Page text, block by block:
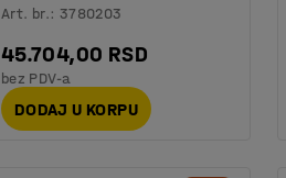
Art. br.: 3780203
45.704,00 RSD
bez PDV-a
DODAJ U KORPU